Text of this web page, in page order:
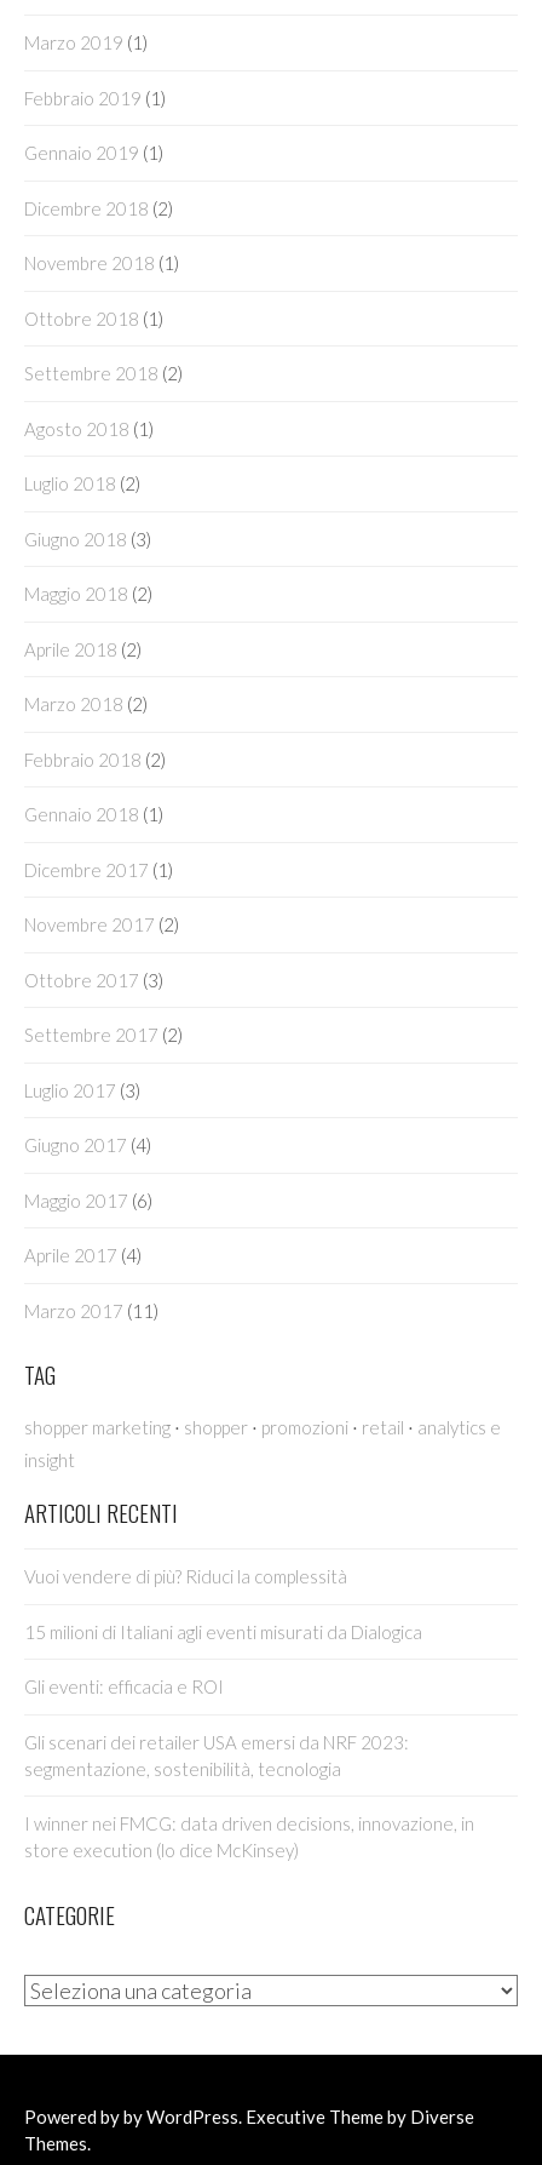
Marzo 2019 (1)
Febbraio 2019 (1)
Gennaio 2019 (1)
Dicembre 2018 (2)
Novembre 2018 (1)
Ottobre 2018 (1)
Settembre 2018 (2)
Agosto 2018 (1)
Luglio 2018 (2)
Giugno 2018 (3)
Maggio 2018 (2)
Aprile 2018 (2)
Marzo 2018 (2)
Febbraio 2018 (2)
Gennaio 2018 (1)
Dicembre 2017 (1)
Novembre 2017 (2)
Ottobre 2017 (3)
Settembre 2017 (2)
Luglio 2017 (3)
Giugno 2017 (4)
Maggio 2017 (6)
Aprile 2017 (4)
Marzo 2017 (11)
TAG
shopper marketing · shopper · promozioni · retail · analytics e
insight
ARTICOLI RECENTI
Vuoi vendere di più? Riduci la complessità
15 milioni di Italiani agli eventi misurati da Dialogica
Gli eventi: efficacia e ROI
Gli scenari dei retailer USA emersi da NRF 2023:
segmentazione, sostenibilità, tecnologia
I winner nei FMCG: data driven decisions, innovazione, in
store execution (lo dice McKinsey)
CATEGORIE
Powered by byWordPress. Executive Theme by Diverse
Themes.